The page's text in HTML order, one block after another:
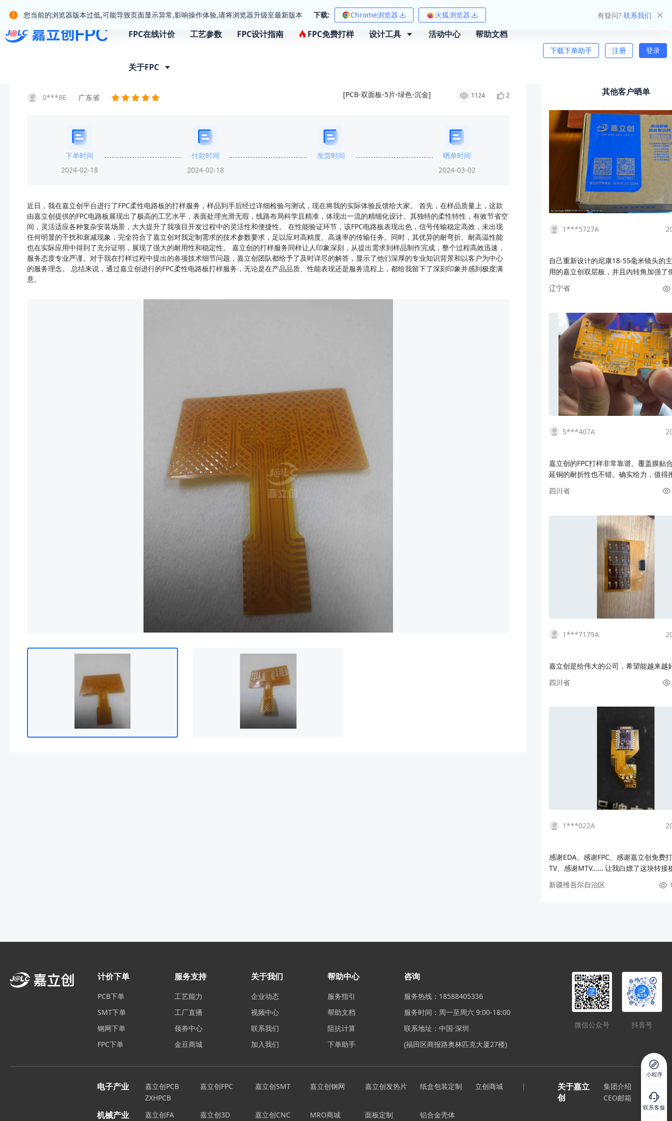
您当前的浏览器版本过低,可能导致页面显示异常,影响操作体验,请将浏览器升级至最新版本 下载: Chrome浏览器 火狐浏览器 有疑问? 联系我们
嘉立创产业服务站群
FPC在线计价 工艺参数 FPC设计指南 FPC免费打样 设计工具 活动中心 帮助文档
关于FPC
下载下单助手 注册 登录
小程序
联系客服
0***8E 广东省 [PCB-双面板-5片-绿色-沉金] 1124 2
下单时间
2024-02-18
付款时间
2024-02-18
发货时间
晒单时间
2024-03-02
近日，我在嘉立创平台进行了FPC柔性电路板的打样服务，样品到手后经过详细检验与测试，现在将我的实际体验反馈给大家。 首先，在样品质量上，这款
由嘉立创提供的FPC电路板展现出了极高的工艺水平，表面处理光滑无瑕，线路布局科学且精准，体现出一流的精细化设计。其独特的柔性特性，有效节省空
间，灵活适应各种复杂安装场景，大大提升了我项目开发过程中的灵活性和便捷性。 在性能验证环节，该FPC电路板表现出色，信号传输稳定高效，未出现
任何明显的干扰和衰减现象，完全符合了嘉立创对我定制需求的技术参数要求，足以应对高精度、高速率的传输任务。同时，其优异的耐弯折、耐高温性能
也在实际应用中得到了充分证明，展现了强大的耐用性和稳定性。 嘉立创的打样服务同样让人印象深刻，从提出需求到样品制作完成，整个过程高效迅速，
服务态度专业严谨。对于我在打样过程中提出的各项技术细节问题，嘉立创团队都给予了及时详尽的解答，显示了他们深厚的专业知识背景和以客户为中心
的服务理念。 总结来说，通过嘉立创进行的FPC柔性电路板打样服务，无论是在产品品质、性能表现还是服务流程上，都给我留下了深刻印象并感到极度满
意。
其他客户晒单
1***5727A
自己重新设计的尼康18-55毫米镜头的
用的嘉立创双层板，并且內转角加强了
原装的"易撕贴"好多了，嘉立创的FPC
错，很多以前想做但做不了的设计都变
的缺点就是内部的电器和排线太脆，重
线后明显改善。仿真图已分享，有需要
的，我有时间争取发嘉立创开源平台上
打算设计更多排线。
辽宁省
5***407A
嘉立创的FPC打样非常靠谱。覆盖膜贴
延铜的耐折性也不错。确实给力，值得
四川省
1***7179A
嘉立创是给伟大的公司，希望能越来越
四川省
1***022A
感谢EDA、感谢FPC、感谢嘉立创免费
TV、感谢MTV…… 让我白嫖了这块转接
掉了乱七八遭的飞线，治好了多年的强
前手上还有好些，买过某宝上12块包邮
新疆维吾尔自治区
计价下单
PCB下单
SMT下单
钢网下单
FPC下单
服务支持
工艺能力
工厂直播
领券中心
金豆商城
关于我们
企业动态
视频中心
联系我们
加入我们
帮助中心
服务指引
帮助文档
阻抗计算
下单助手
咨询
服务热线：18588405336
服务时间：周一至周六 9:00-18:00
联系地址：中国·深圳
(福田区商报路奥林匹克大厦27楼)
微信公众号 抖音号
电子产业 嘉立创PCB 嘉立创FPC 嘉立创SMT 嘉立创钢网 嘉立创发热片 纸盒包装定制
立创商城
ZXHPCB
关于嘉立
创
集团介绍
CEO邮箱
机械产业 嘉立创FA 嘉立创3D 嘉立创CNC MRO商城 面板定制 铝合金壳体